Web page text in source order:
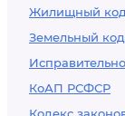
Жилищный
Земельный
КоАП РСФСР